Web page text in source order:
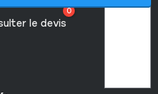
le devis
0